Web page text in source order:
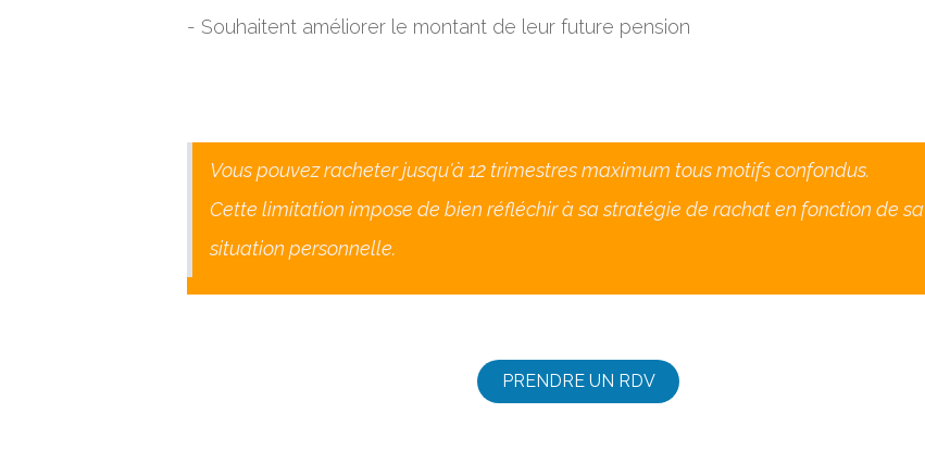
- Souhaitent améliorer le montant de leur future pension
Vous pouvez racheter jusqu'à 12 trimestres maximum tous motifs confondus.
Cette limitation impose de bien réfléchir à sa stratégie de rachat en ​fonction de sa
situation personnelle.
PRENDRE UN RDV